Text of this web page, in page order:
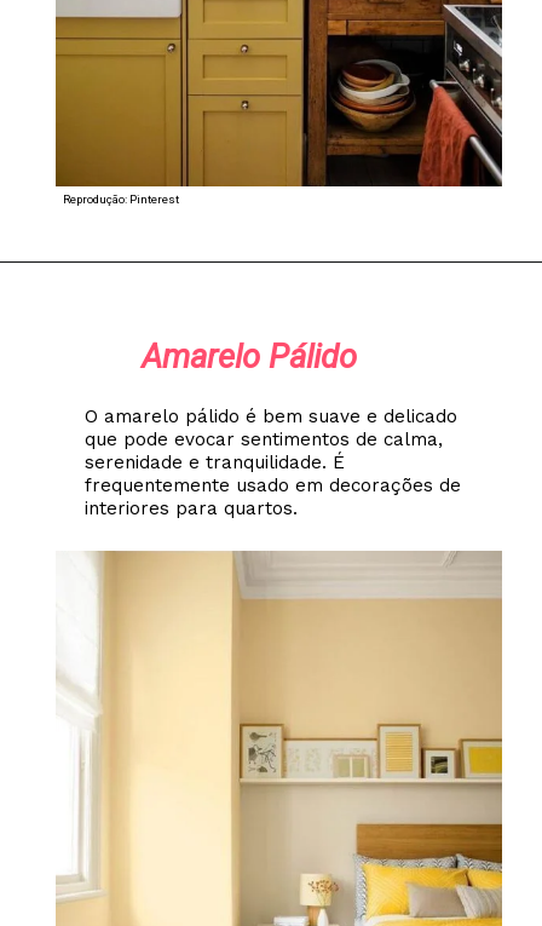
Reprodução: Pinterest
O amarelo pálido é bem suave e delicado
que pode evocar sentimentos de calma,
serenidade e tranquilidade. É
frequentemente usado em decorações de
interiores para quartos.
Amarelo Pálido